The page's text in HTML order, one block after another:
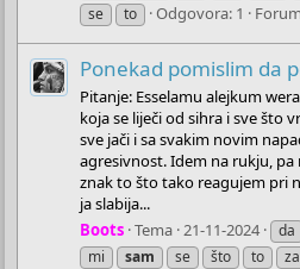
se
to Odgovora: 1
Ponekad pomislim da
Pitanje: Esselamu alejkum
koja se liječi od sihra i sve što
sve jači i sa svakim novim
agresivnost. Idem na rukju, pa
znak to što tako reagujem pri
ja slabija...
Boots Tema 21-11-2024 da
mi
sam se što to za